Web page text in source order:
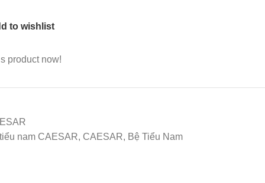
to wishlist
product now!
nam CAESAR, CAESAR, Bệ Tiểu Nam